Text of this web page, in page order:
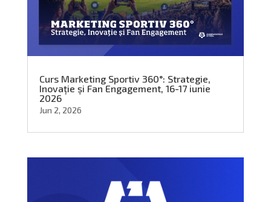
Curs Marketing Sportiv 360°: Strategie,
Inovație și Fan Engagement, 16-17 iunie
2026
Jun 2, 2026